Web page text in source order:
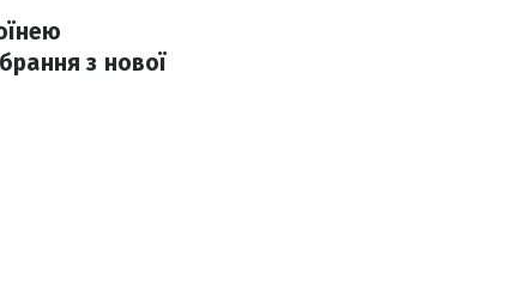
з нової